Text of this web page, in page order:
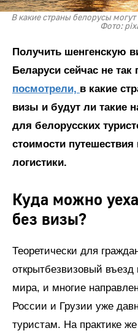
В какие страны белорусы
Фото:
Получить шенгенскую
Беларуси сейчас не так
посмотрели, в какие
визы и будут ли такие
для белорусских
стоимости путешествия
логистики.
Куда можно
без визы?
Теоретически для
открытбезвизовый
мира, и многие
России и Грузии уже
туристам. На практике